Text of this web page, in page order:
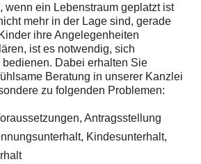
wenn ein Lebenstraum geplatzt ist
mehr in der Lage sind, gerade
ihre Angelegenheiten
ist es notwendig, sich
Dabei erhalten Sie
Beratung in unserer Kanzlei
zu folgenden Problemen:
Antragsstellung
Kindesunterhalt,